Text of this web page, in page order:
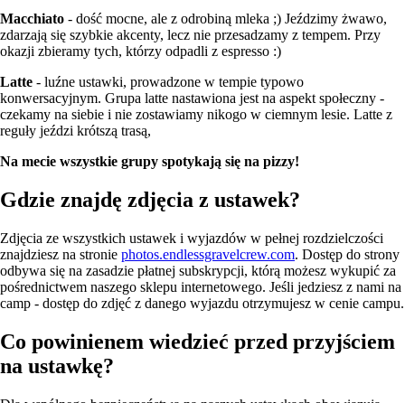
Macchiato - dość mocne, ale z odrobiną mleka ;) Jeździmy żwawo,
zdarzają się szybkie akcenty, lecz nie przesadzamy z tempem. Przy
okazji zbieramy tych, którzy odpadli z espresso :)
Latte - luźne ustawki, prowadzone w tempie typowo
konwersacyjnym. Grupa latte nastawiona jest na aspekt społeczny -
czekamy na siebie i nie zostawiamy nikogo w ciemnym lesie. Latte z
reguły jeździ krótszą trasą,
Na mecie wszystkie grupy spotykają się na pizzy!
Gdzie znajdę zdjęcia z ustawek?
Zdjęcia ze wszystkich ustawek i wyjazdów w pełnej rozdzielczości
znajdziesz na stronie photos.endlessgravelcrew.com. Dostęp do strony
odbywa się na zasadzie płatnej subskrypcji, którą możesz wykupić za
pośrednictwem naszego sklepu internetowego. Jeśli jedziesz z nami na
camp - dostęp do zdjęć z danego wyjazdu otrzymujesz w cenie campu.
Co powinienem wiedzieć przed przyjściem
na ustawkę?